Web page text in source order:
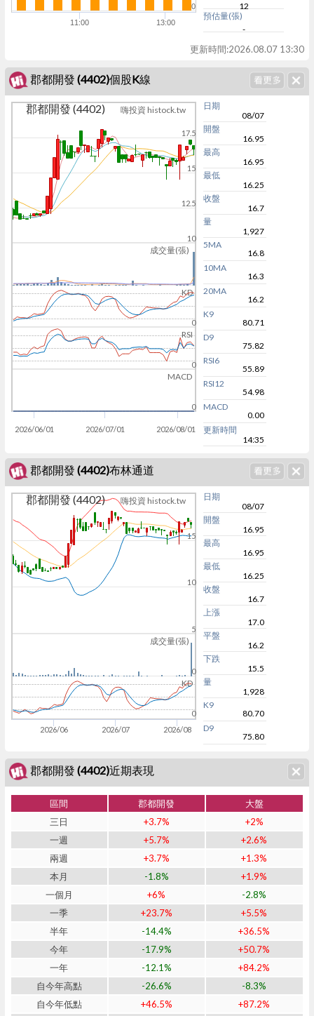
11:00 13:00
0
12
預估量(張)
-
更新時間:2026.08.07 13:30
郡都開發 (4402)個股K線
成交量(張)
KD
RSI
MACD
郡都開發 (4402) 嗨投資 histock.tw
2026/06/01 2026/07/01 2026/08/01
10
12.5
15
17.5
0
0
0
日期
08/07
開盤
16.95
最高
16.95
最低
16.25
收盤
16.7
量
1,927
5MA
16.8
10MA
16.3
20MA
16.2
K9
80.71
D9
75.82
RSI6
55.89
RSI12
54.98
MACD
0.00
更新時間
14:35
郡都開發 (4402)布林通道
成交量(張)
KD
郡都開發 (4402) 嗨投資 histock.tw
2026/06 2026/07 2026/08
5
10
15
0
0
日期
08/07
開盤
16.95
最高
16.95
最低
16.25
收盤
16.7
上漲
17.0
平盤
16.2
下跌
15.5
量
1,928
K9
80.70
D9
75.80
郡都開發 (4402)近期表現
區間 郡都開發
大盤
三日
+3.7%
+2%
一週
+5.7%
+2.6%
兩週
+3.7%
+1.3%
本月
-1.8%
+1.9%
一個月
+6%
-2.8%
一季
+23.7%
+5.5%
半年
-14.4%
+36.5%
今年
-17.9%
+50.7%
一年
-12.1%
+84.2%
自今年高點
-26.6%
-8.3%
自今年低點
+46.5%
+87.2%